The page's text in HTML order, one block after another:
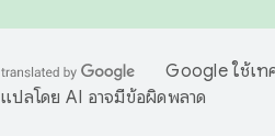
Google ใช้เท
แปลโดย AI อาจมีข้อผิดพลาด